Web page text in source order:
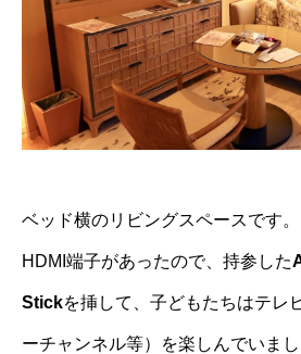
ベッド横のリビングスペースです
HDMI端子があったので、持参した
Stickを挿して、子どもたちはテレ
ーチャンネル等）を楽しんでいまし